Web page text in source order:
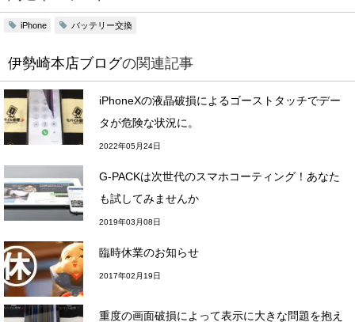
iPhone バッテリー交換
伊勢崎本店ブログの関連記事
iPhoneXの液晶破損によるゴーストタッチでデー
タが危険な状況に。
2022年05月24日
G-PACKは次世代のスマホコーティング！あなた
も試してみませんか
2019年03月08日
臨時休業のお知らせ
2017年02月19日
重度の画面破損によって表示に大きな問題を抱え